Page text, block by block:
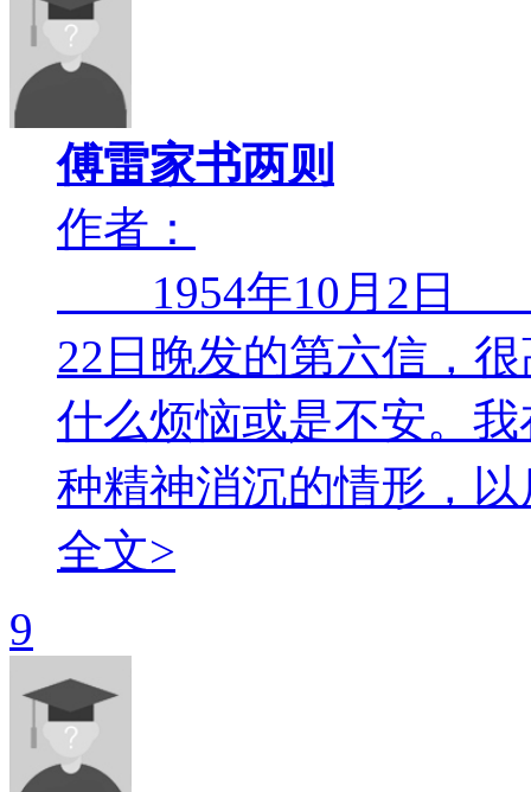
傅雷家书两则
作者：
1954年10月2日
22日晚发的第六信，
什么烦恼或是不安。
种精神消沉的情形，
全文>
9